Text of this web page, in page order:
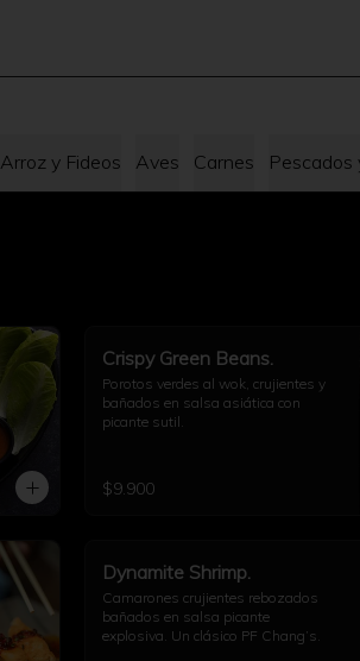
Arroz y Fideos Aves Carnes Pescados
Crispy Green Beans.
Porotos verdes al wok, crujientes y
bañados en salsa asiática con
picante sutil.
$9.900
Dynamite Shrimp.
Camarones crujientes rebozados
bañados en salsa picante
explosiva. Un clásico PF Chang’s.